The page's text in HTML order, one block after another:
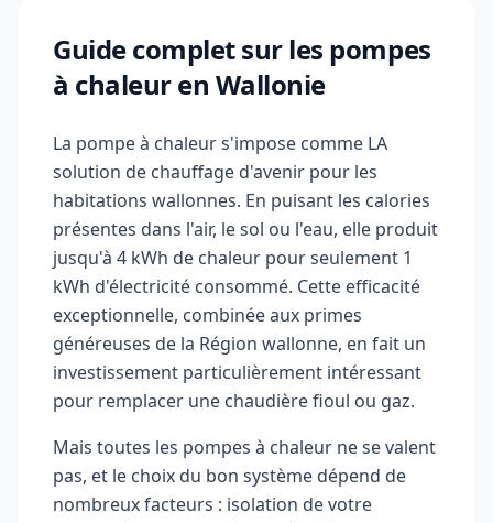
Guide complet sur les pompes
à chaleur en Wallonie
La pompe à chaleur s'impose comme LA
solution de chauffage d'avenir pour les
habitations wallonnes. En puisant les calories
présentes dans l'air, le sol ou l'eau, elle produit
jusqu'à 4 kWh de chaleur pour seulement 1
kWh d'électricité consommé. Cette efficacité
exceptionnelle, combinée aux primes
généreuses de la Région wallonne, en fait un
investissement particulièrement intéressant
pour remplacer une chaudière fioul ou gaz.
Mais toutes les pompes à chaleur ne se valent
pas, et le choix du bon système dépend de
nombreux facteurs : isolation de votre